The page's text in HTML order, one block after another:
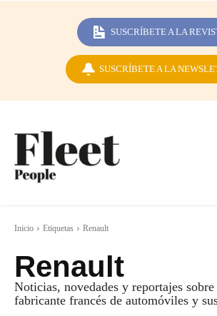
SUSCRÍBETE A LA
SUSCRÍBETE A LA
Inicio Etiquetas Renault
Renault
Noticias, novedades y reportajes sobre
fabricante francés de automóviles y